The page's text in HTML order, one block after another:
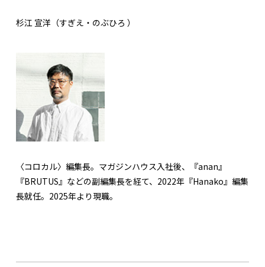
杉江 宣洋（すぎえ・のぶひろ ）
〈コロカル〉編集長。マガジンハウス入社後、『anan』
『BRUTUS』などの副編集長を経て、2022年『Hanako』編集
長就任。2025年より現職。